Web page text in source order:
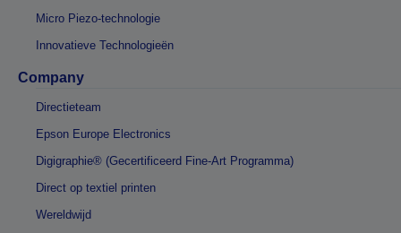
Micro Piezo-technologie
Innovatieve Technologieën
Company
Directieteam
Epson Europe Electronics
Digigraphie® (Gecertificeerd Fine-Art Programma)
Direct op textiel printen
Wereldwijd